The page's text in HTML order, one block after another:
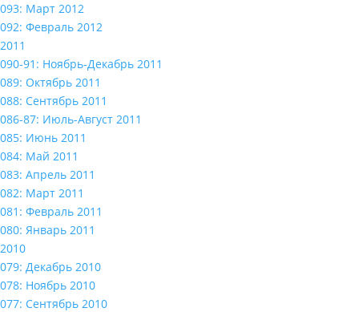
093: Март 2012
092: Февраль 2012
2011
090-91: Ноябрь-Декабрь 2011
089: Октябрь 2011
088: Сентябрь 2011
086-87: Июль-Август 2011
085: Июнь 2011
084: Май 2011
083: Апрель 2011
082: Март 2011
081: Февраль 2011
080: Январь 2011
2010
079: Декабрь 2010
078: Ноябрь 2010
077: Сентябрь 2010